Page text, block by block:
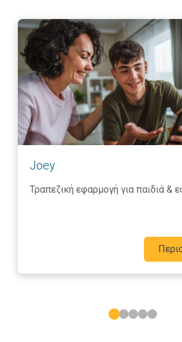
Περισσότερα
Joey
Τραπεζική εφαρμογή για παιδιά &